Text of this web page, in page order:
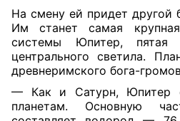
На смену ей придет другой
Им станет самая
системы Юпитер, пятая
центрального светила.
древнеримского бога-
— Как и Сатурн, Юпитер
планетам. Основную